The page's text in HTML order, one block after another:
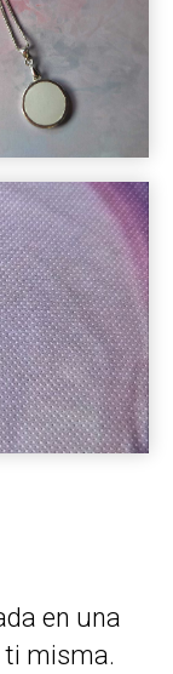
en una
ti misma.